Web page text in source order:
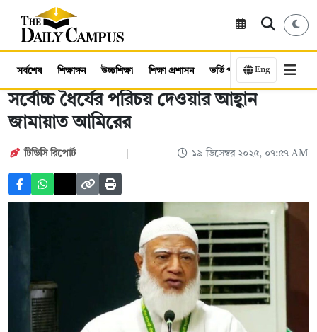
সর্বশেষ শিক্ষাঙ্গন উচ্চশিক্ষা শিক্ষা প্রশাসন ভর্তি পরীক্ষা কর্মসংস্থান
Eng
সর্বোচ্চ ধৈর্যের পরিচয় দেওয়ার আহ্বান
জামায়াত আমিরের
টিডিসি রিপোর্ট ১৯ ডিসেম্বর ২০২৫, ০৭:৫৭ AM